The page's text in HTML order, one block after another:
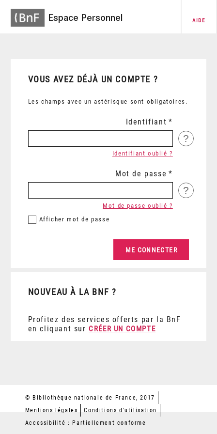
Espace Personnel AIDE
VOUS AVEZ DÉJÀ UN COMPTE ?
Les champs avec un astérisque sont obligatoires.
Identifiant
?
Identifiant oublié ?
Mot de passe
?
Afficher mot de passe
Mot de passe oublié ?
NOUVEAU À LA BNF ?
Profitez des services offerts par la BnF
en cliquant sur CRÉER UN COMPTE
© Bibliothèque nationale de France, 2017
Mentions légales
Conditions d'utilisation
Accessibilité : Partiellement conforme